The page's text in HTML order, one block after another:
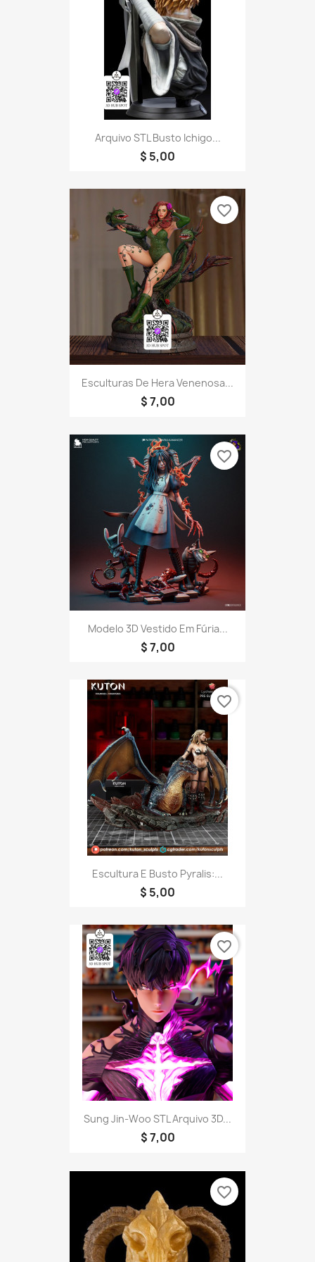
Arquivo STL Busto Ichigo...
$ 5,00
Esculturas De Hera Venenosa...
$ 7,00
favorite_border
Modelo 3D Vestido Em Fúria...
$ 7,00
favorite_border
Escultura E Busto Pyralis:...
$ 5,00
favorite_border
Sung Jin-Woo STL Arquivo 3D...
$ 7,00
favorite_border
favorite_border